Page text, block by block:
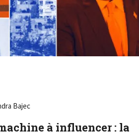
Bajec
à influencer : la